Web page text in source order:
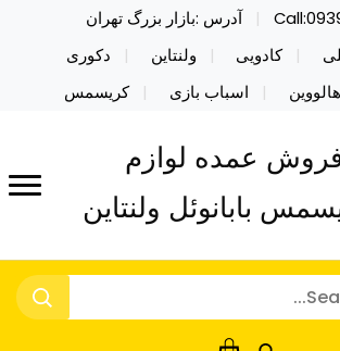
آدرس :بازار بزرگ تهران
کادویی ولنتاین
دکوری
اسباب بازی کریسمس
عمده لوازم
بابانوئل ولنتاین